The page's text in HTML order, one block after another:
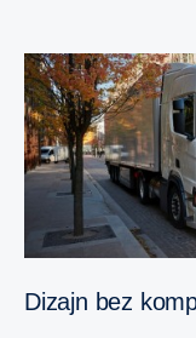
Dizajn bez